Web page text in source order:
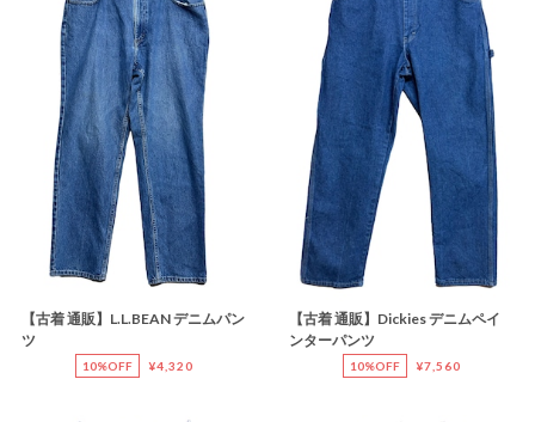
【古着 通販】L.L.BEAN デニムパン
ツ
10%OFF ¥4,320
【古着 通販】Dickies デニムペイ
ンターパンツ
10%OFF ¥7,560